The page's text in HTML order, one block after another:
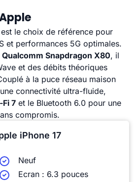
est le choix de référence pour
et performances 5G optimales.
Qualcomm Snapdragon X80, il
et des débits théoriques
à la puce réseau maison
connectivité ultra-fluide,
7 et le Bluetooth 6.0 pour une
compromis.
iPhone 17
Neuf
Ecran : 6.3 pouces